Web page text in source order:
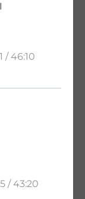
/ 46:10
/ 43:20